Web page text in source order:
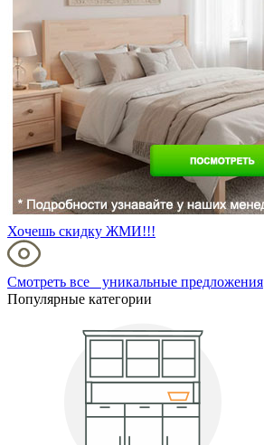
Хочешь скидку ЖМИ!!!
Смотреть все уникальные предложения
Популярные категории